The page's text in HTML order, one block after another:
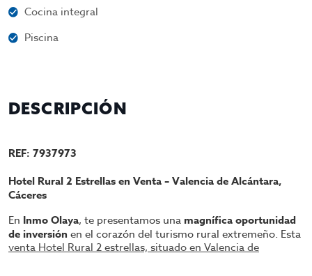
Cocina integral
Piscina
DESCRIPCIÓN
REF: 7937973
Hotel Rural 2 Estrellas en Venta – Valencia de Alcántara,
Cáceres
En Inmo Olaya, te presentamos una magnífica oportunidad
de inversión en el corazón del turismo rural extremeño. Esta
venta Hotel Rural 2 estrellas, situado en Valencia de